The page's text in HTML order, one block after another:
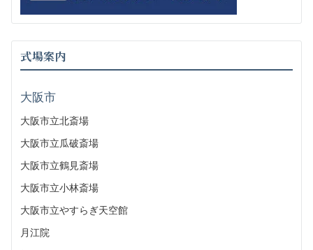
式場案内
大阪市
大阪市立北斎場
大阪市立瓜破斎場
大阪市立鶴見斎場
大阪市立小林斎場
大阪市立やすらぎ天空館
月江院